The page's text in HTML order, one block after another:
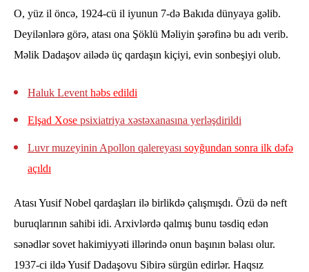
O, yüz il öncə, 1924-cü il iyunun 7-də Bakıda dünyaya gəlib.
Deyilənlərə görə, atası ona Şöklü Məliyin şərəfinə bu adı verib.
Məlik Dadaşov ailədə üç qardaşın kiçiyi, evin sonbeşiyi olub.
Haluk Leventhəbs edildi
Elşad Xose psixiatriya xəstəxanasına yerləşdirildi
Luvr muzeyinin Apollon qalereyası soyğundan sonra ilk dəfə
açıldı
Atası Yusif Nobel qardaşları ilə birlikdə çalışmışdı. Özü də neft
buruqlarının sahibi idi. Arxivlərdə qalmış bunu təsdiq edən
sənədlər sovet hakimiyyəti illərində onun başının bəlası olur.
1937-ci ildə Yusif Dadaşovu Sibirə sürgün edirlər. Haqsız